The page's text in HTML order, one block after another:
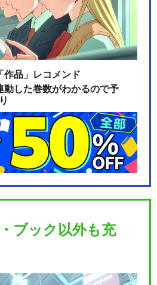
作品」レコメンド
動した巻数がわかるので予
ブック以外も充